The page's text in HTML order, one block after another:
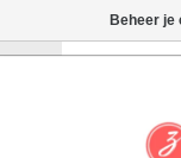
Beheer je